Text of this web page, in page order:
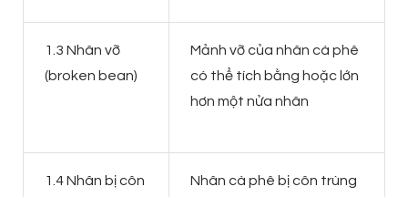
1.3 Nhân vỡ
(broken bean)
Mảnh vỡ của nhân cà phê
có thể tích bằng hoặc lớn
hơn một nửa nhân
1.4 Nhân bị côn
Nhân cà phê bị côn trùng